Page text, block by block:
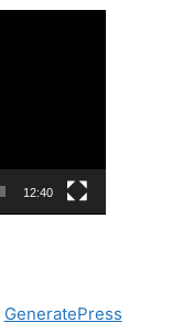
12:40
GeneratePress